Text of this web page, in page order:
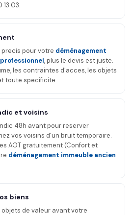
13 03.
pour votre déménagement
, plus le devis est juste.
les contraintes d'acces, les objets
toute specificite.
et voisins
48h avant pour reserver
vos voisins d'un bruit temporaire.
AOT gratuitement (Confort et
déménagement immeuble ancien
biens
de valeur avant votre